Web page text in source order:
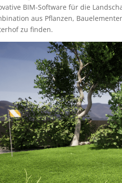
BIM-Software für die
aus Pflanzen,
zu finden.